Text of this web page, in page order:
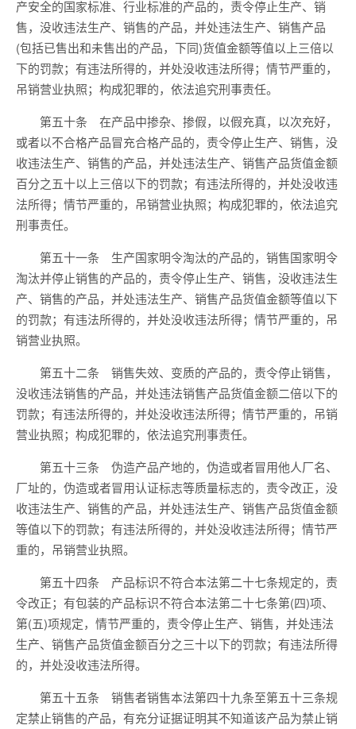
产安全的国家标准、行业标准的产品的，责令停止生产、销
售，没收违法生产、销售的产品，并处违法生产、销售产品
(包括已售出和未售出的产品，下同)货值金额等值以上三倍以
下的罚款；有违法所得的，并处没收违法所得；情节严重的，
吊销营业执照；构成犯罪的，依法追究刑事责任。
第五十条 在产品中掺杂、掺假，以假充真，以次充好，
或者以不合格产品冒充合格产品的，责令停止生产、销售，没
收违法生产、销售的产品，并处违法生产、销售产品货值金额
百分之五十以上三倍以下的罚款；有违法所得的，并处没收违
法所得；情节严重的，吊销营业执照；构成犯罪的，依法追究
刑事责任。
第五十一条 生产国家明令淘汰的产品的，销售国家明令
淘汰并停止销售的产品的，责令停止生产、销售，没收违法生
产、销售的产品，并处违法生产、销售产品货值金额等值以下
的罚款；有违法所得的，并处没收违法所得；情节严重的，吊
销营业执照。
第五十二条 销售失效、变质的产品的，责令停止销售，
没收违法销售的产品，并处违法销售产品货值金额二倍以下的
罚款；有违法所得的，并处没收违法所得；情节严重的，吊销
营业执照；构成犯罪的，依法追究刑事责任。
第五十三条 伪造产品产地的，伪造或者冒用他人厂名、
厂址的，伪造或者冒用认证标志等质量标志的，责令改正，没
收违法生产、销售的产品，并处违法生产、销售产品货值金额
等值以下的罚款；有违法所得的，并处没收违法所得；情节严
重的，吊销营业执照。
第五十四条 产品标识不符合本法第二十七条规定的，责
令改正；有包装的产品标识不符合本法第二十七条第(四)项、
第(五)项规定，情节严重的，责令停止生产、销售，并处违法
生产、销售产品货值金额百分之三十以下的罚款；有违法所得
的，并处没收违法所得。
第五十五条 销售者销售本法第四十九条至第五十三条规
定禁止销售的产品，有充分证据证明其不知道该产品为禁止销